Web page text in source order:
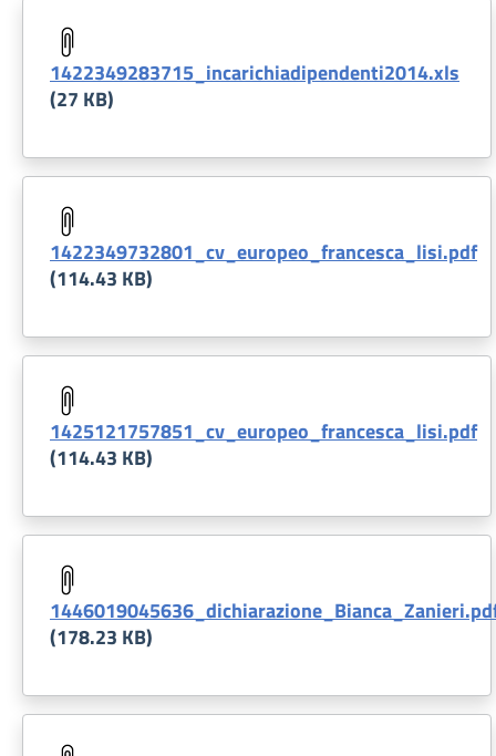
1422349283715_incarichiadipendenti2014.xls
(27 KB)
1422349732801_cv_europeo_francesca_lisi.pdf
(114.43 KB)
1425121757851_cv_europeo_francesca_lisi.pdf
(114.43 KB)
(178.23 KB)